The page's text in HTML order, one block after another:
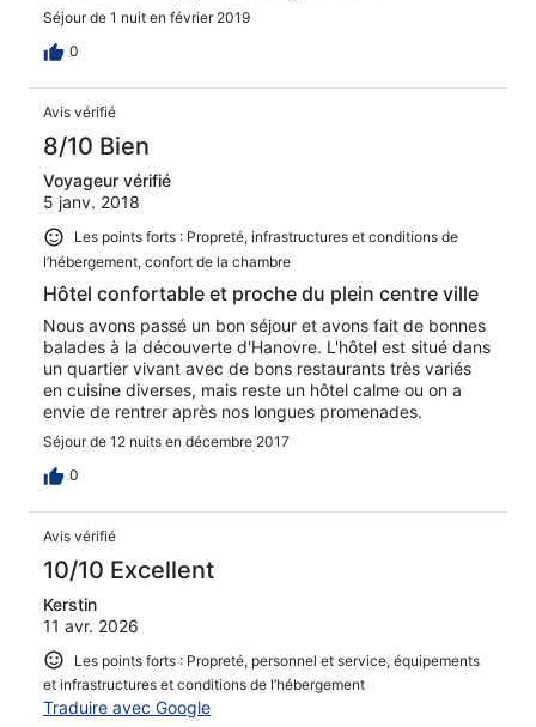
Séjour de 1 nuit en février 2019
0
Avis vérifié
8/10 Bien
Voyageur vérifié
5 janv. 2018
Les points forts : Propreté, infrastructures et conditions de
l’hébergement, confort de la chambre
Hôtel confortable et proche du plein centre ville
Nous avons passé un bon séjour et avons fait de bonnes
balades à la découverte d'Hanovre. L'hôtel est situé dans
un quartier vivant avec de bons restaurants très variés
en cuisine diverses, mais reste un hôtel calme ou on a
envie de rentrer après nos longues promenades.
Séjour de 12 nuits en décembre 2017
0
Avis vérifié
10/10 Excellent
Kerstin
11 avr. 2026
Les points forts : Propreté, personnel et service, équipements
et infrastructures et conditions de l’hébergement
Traduire avec Google